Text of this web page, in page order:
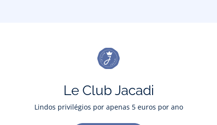
Le Club Jacadi
Lindos privilégios por apenas 5 euros por ano